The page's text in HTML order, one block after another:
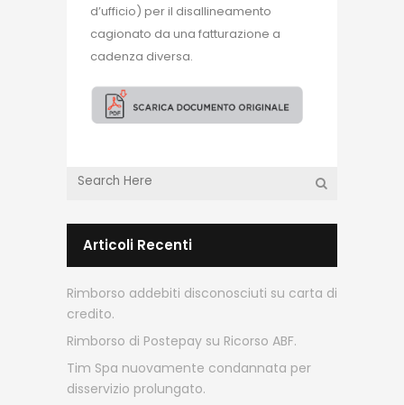
d’ufficio) per il disallineamento
cagionato da una fatturazione a
cadenza diversa.
Articoli Recenti
Rimborso addebiti disconosciuti su carta di
credito.
Rimborso di Postepay su Ricorso ABF.
Tim Spa nuovamente condannata per
disservizio prolungato.